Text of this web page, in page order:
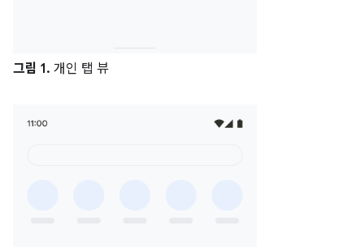
그림 1. 개인 탭 뷰